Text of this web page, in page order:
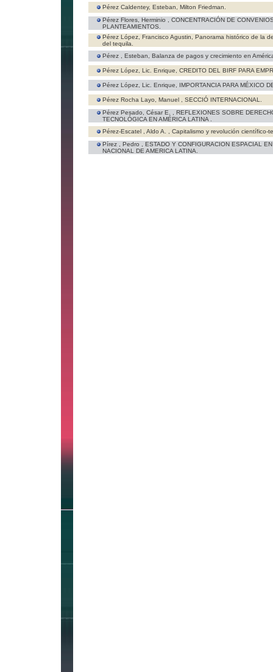
Pérez Caldentey, Esteban, Milton Friedman.
Pérez Flores, Herminio , CONCENTRACIÓN DE
PLANTEAMIENTOS.
Pérez López, Francisco Agustin, Panorama histórico de la
del tequila.
Pérez , Esteban, Balanza de pagos y crecimiento en
Pérez López, Lic. Enrique, CREDITO DEL BIRF PARA
Pérez López, Lic. Enrique, IMPORTANCIA PARA MÉXICO
Pérez Rocha Layo, Manuel , SECCIÓ INTERNACIONAL.
Pérez Pesado, César E. , REFLEXIONES SOBRE
TECNOLÓGICA EN AMÉRICA LATINA .
Pérez-Escatel , Aldo A. , Capitalismo y revolución científico-
Pírez , Pedro , ESTADO Y CONFIGURACION ESPACIAL
NACIONAL DE AMERICA LATINA.